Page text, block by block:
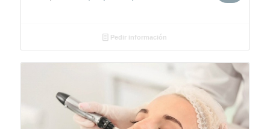
Pedir información